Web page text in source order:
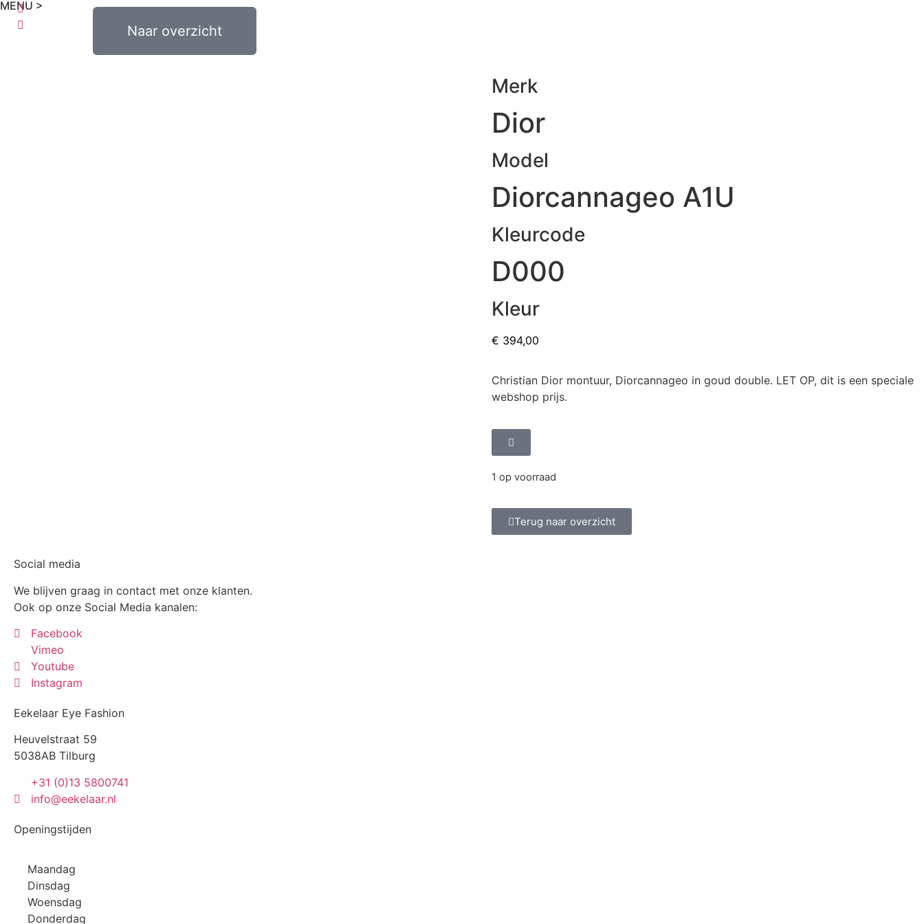
MENU >
Naar overzicht
0,00 0
Merk
Dior
Model
Diorcannageo A1U
Kleurcode
D000
Kleur
€ 394,00
Christian Dior montuur, Diorcannageo in goud double. LET OP, dit is een speciale
webshop prijs.
1 op voorraad
Terug naar overzicht
Social media
We blijven graag in contact met onze klanten.
Ook op onze Social Media kanalen:
Facebook
Vimeo
Youtube
Instagram
Eekelaar Eye Fashion
Heuvelstraat 59
5038AB Tilburg
+31 (0)13 5800741
info@eekelaar.nl
Openingstijden
Maandag
Dinsdag
Woensdag
Donderdag